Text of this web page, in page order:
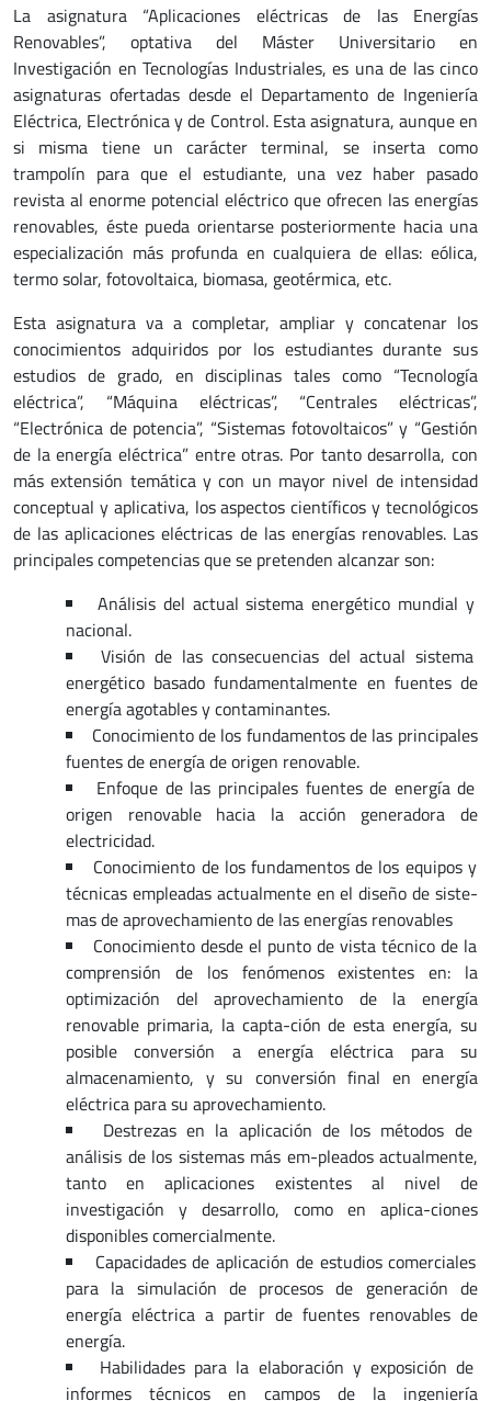
La asignatura “Aplicaciones eléctricas de las Energías
Renovables”, optativa del Máster Universitario en
Investigación en Tecnologías Industriales, es una de las cinco
asignaturas ofertadas desde el Departamento de Ingeniería
Eléctrica, Electrónica y de Control. Esta asignatura, aunque en
si misma tiene un carácter terminal, se inserta como
trampolín para que el estudiante, una vez haber pasado
revista al enorme potencial eléctrico que ofrecen las energías
renovables, éste pueda orientarse posteriormente hacia una
especialización más profunda en cualquiera de ellas: eólica,
termo solar, fotovoltaica, biomasa, geotérmica, etc.
Esta asignatura va a completar, ampliar y concatenar los
conocimientos adquiridos por los estudiantes durante sus
estudios de grado, en disciplinas tales como “Tecnología
eléctrica”, “Máquina eléctricas”, “Centrales eléctricas”,
“Electrónica de potencia”, “Sistemas fotovoltaicos” y “Gestión
de la energía eléctrica” entre otras. Por tanto desarrolla, con
más extensión temática y con un mayor nivel de intensidad
conceptual y aplicativa, los aspectos científicos y tecnológicos
de las aplicaciones eléctricas de las energías renovables. Las
principales competencias que se pretenden alcanzar son:
Análisis del actual sistema energético mundial y
nacional.
Visión de las consecuencias del actual sistema
energético basado fundamentalmente en fuentes de
energía agotables y contaminantes.
Conocimiento de los fundamentos de las principales
fuentes de energía de origen renovable.
Enfoque de las principales fuentes de energía de
origen renovable hacia la acción generadora de
electricidad.
Conocimiento de los fundamentos de los equipos y
técnicas empleadas actualmente en el diseño de siste-
mas de aprovechamiento de las energías renovables
Conocimiento desde el punto de vista técnico de la
comprensión de los fenómenos existentes en: la
optimización del aprovechamiento de la energía
renovable primaria, la capta-ción de esta energía, su
posible conversión a energía eléctrica para su
almacenamiento, y su conversión final en energía
eléctrica para su aprovechamiento.
Destrezas en la aplicación de los métodos de
análisis de los sistemas más em-pleados actualmente,
tanto en aplicaciones existentes al nivel de
investigación y desarrollo, como en aplica-ciones
disponibles comercialmente.
Capacidades de aplicación de estudios comerciales
para la simulación de procesos de generación de
energía eléctrica a partir de fuentes renovables de
energía.
Habilidades para la elaboración y exposición de
informes técnicos en campos de la ingeniería